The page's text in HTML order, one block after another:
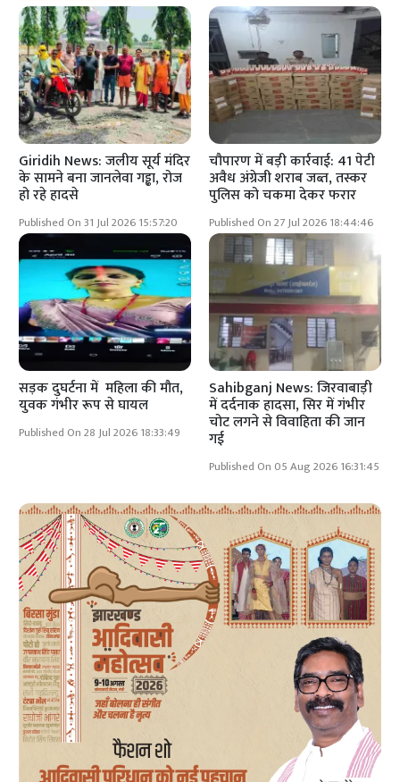
Giridih News: जलीय सूर्य मंदिर
के सामने बना जानलेवा गड्ढा, रोज
हो रहे हादसे
Published On 31 Jul 2026 15:57:20
चौपारण में बड़ी कार्रवाई: 41 पेटी
अवैध अंग्रेजी शराब जब्त, तस्कर
पुलिस को चकमा देकर फरार
Published On 27 Jul 2026 18:44:46
सड़क दुघर्टना में महिला की मौत,
युवक गंभीर रूप से घायल
Published On 28 Jul 2026 18:33:49
Sahibganj News: जिरवाबाड़ी
में दर्दनाक हादसा, सिर में गंभीर
चोट लगने से विवाहिता की जान
गई
Published On 05 Aug 2026 16:31:45